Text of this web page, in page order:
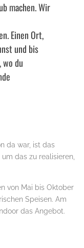
machen. Wir
Einen Ort,
und bis
du
da war, ist das
das zu realisieren,
von Mai bis Oktober
Speisen. Am
das Angebot.